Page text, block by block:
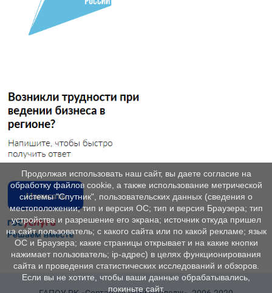
Продолжая использовать наш сайт, вы даете согласие на
обработку файлов cookie, а также использование метрической
системы "Спутник", пользовательских данных (сведения о
местоположении; тип и версия ОС; тип и версия Браузера; тип
устройства и разрешение его экрана; источник откуда пришел
на сайт пользователь; с какого сайта или по какой рекламе; язык
ОС и Браузера; какие страницы открывает и на какие кнопки
нажимает пользователь; ip-адрес) в целях функционирования
сайта и проведения статистических исследований и обзоров.
Если вы не хотите, чтобы ваши данные обрабатывались,
покиньте сайт.